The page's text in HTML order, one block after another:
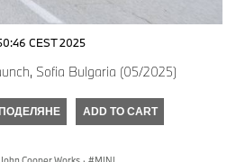
CEST 2025
Sofia Bulgaria (05/2025)
ADD TO CART